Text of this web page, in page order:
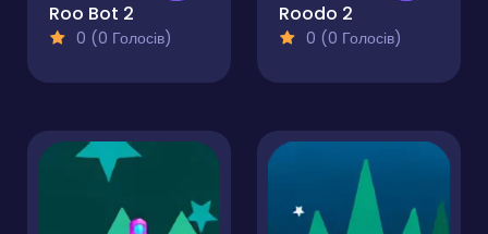
Roo Bot 2
0 (0 Голосів)
Roodo 2
0 (0 Голосів)